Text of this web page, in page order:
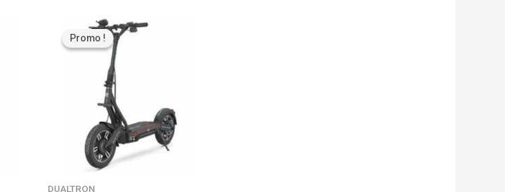
Promo !
Promo !
DUALTRON